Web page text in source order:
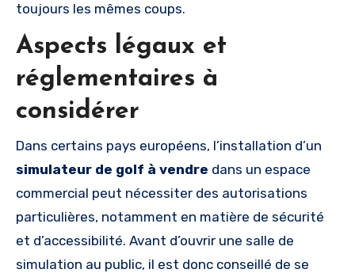
toujours les mêmes coups.
Aspects légaux et
réglementaires à
considérer
Dans certains pays européens, l’installation d’un
simulateur de golf à vendre dans un espace
commercial peut nécessiter des autorisations
particulières, notamment en matière de sécurité
et d’accessibilité. Avant d’ouvrir une salle de
simulation au public, il est donc conseillé de se